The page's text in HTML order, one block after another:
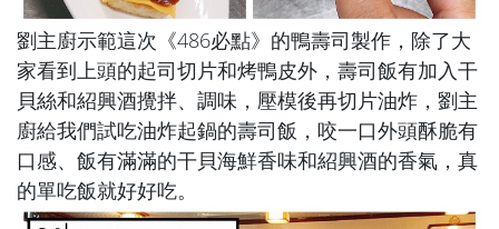
劉主廚示範這次《486必點》的鴨壽司製作，除了大
家看到上頭的起司切片和烤鴨皮外，壽司飯有加入干
貝絲和紹興酒攪拌、調味，壓模後再切片油炸，劉主
廚給我們試吃油炸起鍋的壽司飯，咬一口外頭酥脆有
口感、飯有滿滿的干貝海鮮香味和紹興酒的香氣，真
的單吃飯就好好吃。